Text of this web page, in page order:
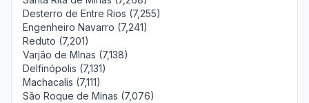
Desterro de Entre Rios (7,255)
Engenheiro Navarro (7,241)
Reduto (7,201)
Varjão de MInas (7,138)
Delfinópolis (7,131)
Machacalis (7,111)
São Roque de Minas (7,076)